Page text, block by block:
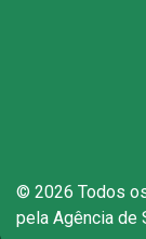
© 2026 Todos
pela Agência de